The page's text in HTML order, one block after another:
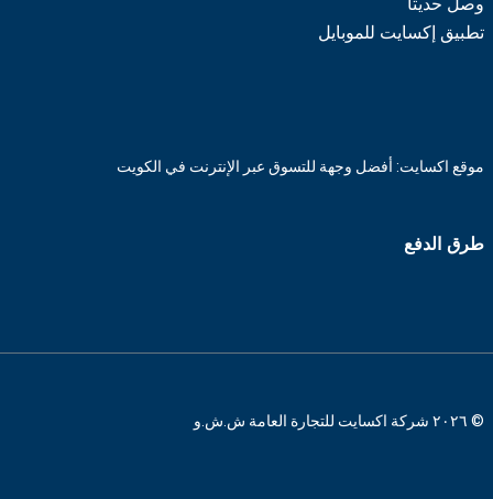
تطبيق إكسايت للموبايل
موقع اكسايت: أفضل وجهة للتسوق عبر الإنترنت في الكويت
طرق الدفع
© ٢٠٢٦ شركة اكسايت للتجارة العامة ش.ش.و